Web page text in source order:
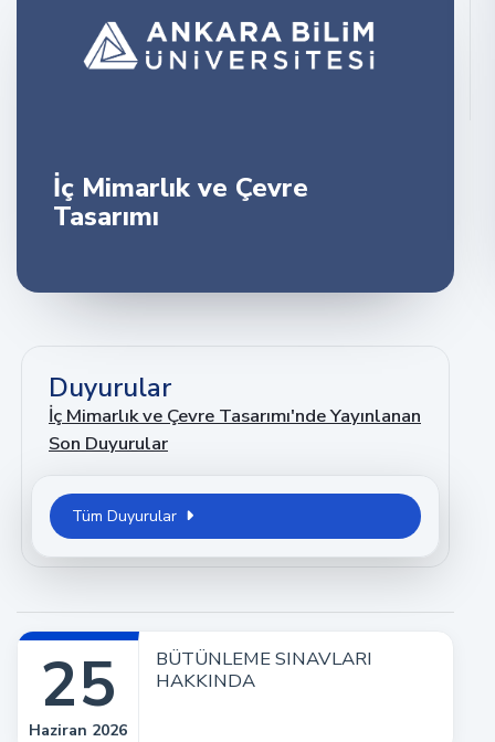
İç Mimarlık ve Çevre
Tasarımı
Duyurular
İç Mimarlık ve Çevre Tasarımı'nde Yayınlanan
Son Duyurular
Tüm Duyurular
25
Haziran 2026
BÜTÜNLEME SINAVLARI
HAKKINDA